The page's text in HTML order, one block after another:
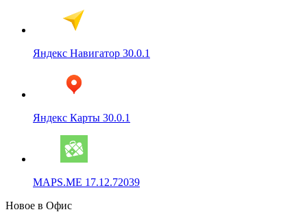
Яндекс Навигатор 30.0.1
Яндекс Карты 30.0.1
MAPS.ME 17.12.72039
Новое в Офис